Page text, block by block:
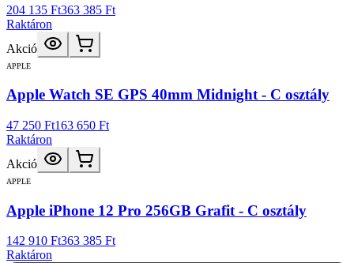
204 135 Ft363 385 Ft
Raktáron
Akció
APPLE
Apple Watch SE GPS 40mm Midnight - C osztály
47 250 Ft163 650 Ft
Raktáron
Akció
APPLE
Apple iPhone 12 Pro 256GB Grafit - C osztály
142 910 Ft363 385 Ft
Raktáron